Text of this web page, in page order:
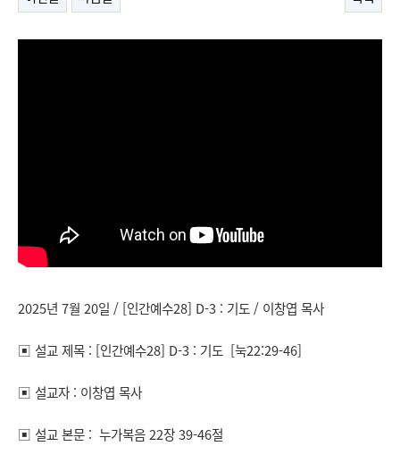
2025년 7월 20일 / [인간예수28] D-3 : 기도 / 이창엽 목사
▣ 설교 제목 : [인간예수28] D-3 : 기도 [눅22:29-46]
▣ 설교자 : 이창엽 목사
▣ 설교 본문 : 누가복음 22장 39-46절